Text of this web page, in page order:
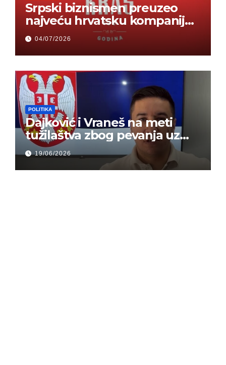
Srpski biznismen preuzeo
najveću hrvatsku kompaniju i
ponos zemlje – Hrvati ne
mogu da veruju
04/07/2026
POLITIKA
Dajković i Vraneš na meti
tužilaštva zbog pevanja uz
gusle
19/06/2026